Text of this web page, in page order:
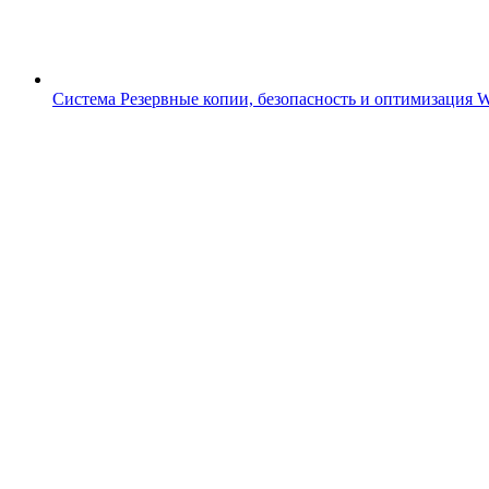
Система Резервные копии, безопасность и оптимизация